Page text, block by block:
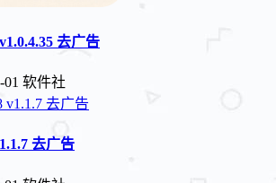
去广告
软件社
去广告